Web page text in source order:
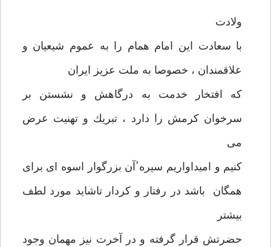
ولادت
با سعادت اين امام همام را به عموم شيعيان و
علاقمندان ، خصوصا به ملت عزيز ايران
كه افتخار خدمت به درگاهش و نشستن بر
سرخوان كرمش را دارد ، تبريك و تهنيت عرض
می
كنيم و اميداواريم سيره̾ آن بزرگوار اسوه ای برای
همگان باشد در رفتار و كردار تاشايد مورد لطف
بيشتر
حضرتش قرار گرفته و در آخرت نيز مهمان وجود